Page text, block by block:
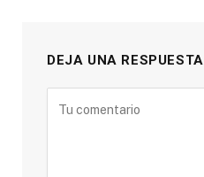
DEJA UNA RESPUESTA